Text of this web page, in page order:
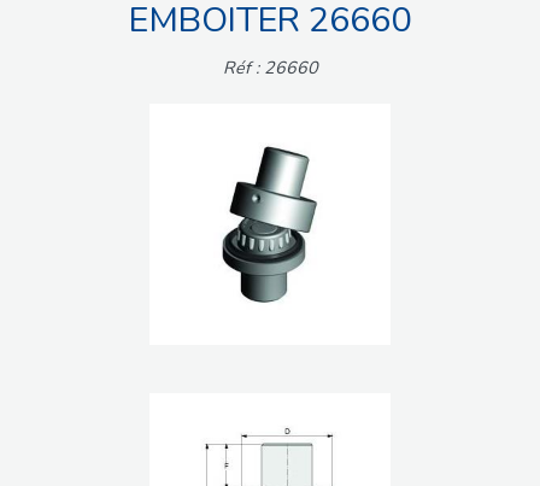
INTERPHONES VISIOPHONES
EMBOITER 26660
Réf : 26660